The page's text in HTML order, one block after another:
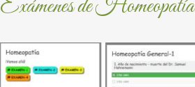
Exámenes de Homeopatía